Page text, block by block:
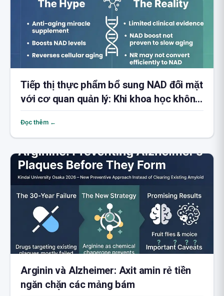
Tiếp thị thực phẩm bổ sung NAD đối mặt
với cơ quan quản lý: Khi khoa học không
đứng sau lời hứa
Đọc thêm ←
Arginin và Alzheimer: Axit amin rẻ tiền
ngăn chặn các mảng bám